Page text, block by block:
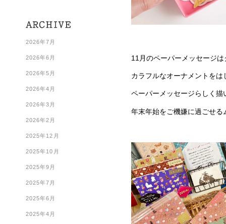
2026年7月
2026年6月
2026年5月
2026年4月
2026年3月
2026年2月
2025年12月
2025年10月
2025年9月
2025年7月
2025年6月
2025年4月
11月のペーパーメッセージ
カラフルなオーナメントを
ペーパーメッセージらしく
年末年始をご機嫌に過ごせる